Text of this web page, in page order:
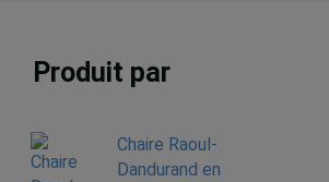
Produit par
Chaire Raoul-
Dandurand en